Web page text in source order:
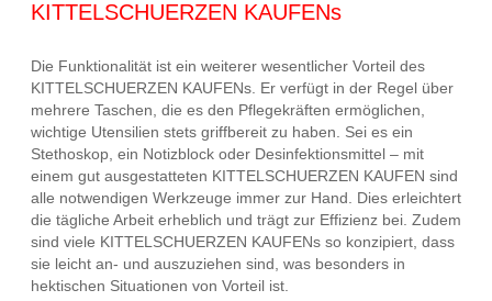
KITTELSCHUERZEN KAUFENs
Die Funktionalität ist ein weiterer wesentlicher Vorteil des
KITTELSCHUERZEN KAUFENs. Er verfügt in der Regel über
mehrere Taschen, die es den Pflegekräften ermöglichen,
wichtige Utensilien stets griffbereit zu haben. Sei es ein
Stethoskop, ein Notizblock oder Desinfektionsmittel – mit
einem gut ausgestatteten KITTELSCHUERZEN KAUFEN sind
alle notwendigen Werkzeuge immer zur Hand. Dies erleichtert
die tägliche Arbeit erheblich und trägt zur Effizienz bei. Zudem
sind viele KITTELSCHUERZEN KAUFENs so konzipiert, dass
sie leicht an- und auszuziehen sind, was besonders in
hektischen Situationen von Vorteil ist.